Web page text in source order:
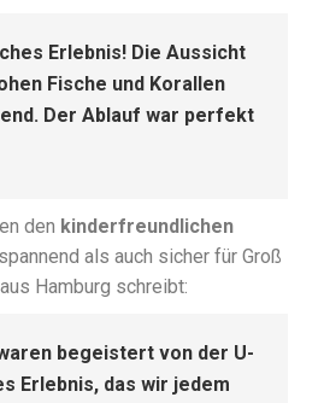
Erlebnis! Die Aussicht
Fische und Korallen
Der Ablauf war perfekt
den kinderfreundlichen
als auch sicher für Groß
Hamburg schreibt:
begeistert von der U-
Erlebnis, das wir jedem